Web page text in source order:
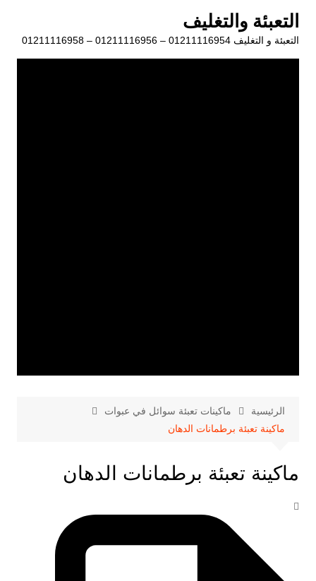
المحتوى
التعبئة والتغليف
التعبئة و التغليف 01211116954 – 01211116956 – 01211116958
الرئيسية
ماكينات تعبئة سوائل في عبوات
ماكينة تعبئة برطمانات الدهان
ماكينة تعبئة برطمانات الدهان